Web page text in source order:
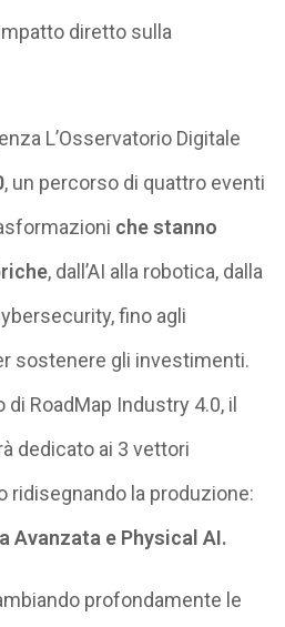
diretto sulla
L’Osservatorio Digitale
, un percorso di quattro eventi
che stanno
, dall’AI alla robotica, dalla
fino agli
sostenere gli investimenti.
RoadMap Industry 4.0, il
dedicato ai 3 vettori
ridisegnando la produzione:
Avanzata e Physical AI.
profondamente le